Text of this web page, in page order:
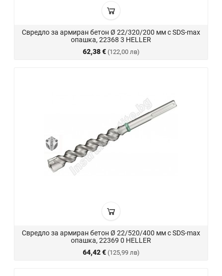
Свредло за армиран бетон Ø 22/320/200 мм с SDS-max
опашка, 22368 3 HELLER
62,38 € (122,00 лв)
Свредло за армиран бетон Ø 22/520/400 мм с SDS-max
опашка, 22369 0 HELLER
64,42 € (125,99 лв)